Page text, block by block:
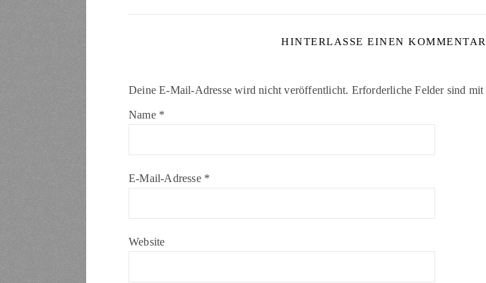
HINTERLASSE EINEN KOMMENTAR
Deine E-Mail-Adresse wird nicht veröffentlicht. Erforderliche Felder sind mit
Name *
E-Mail-Adresse *
Website